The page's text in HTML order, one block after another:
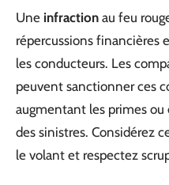
Une infraction au feu
répercussions financières
les conducteurs. Les
peuvent sanctionner ces
augmentant les primes
des sinistres. Considérez
le volant et respectez